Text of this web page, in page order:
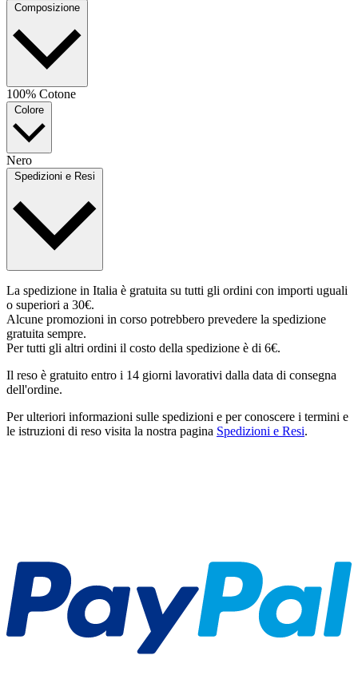
Composizione
100% Cotone
Colore
Nero
Spedizioni e Resi
La spedizione in Italia è gratuita su tutti gli ordini con importi uguali
o superiori a 30€.
Alcune promozioni in corso potrebbero prevedere la spedizione
gratuita sempre.
Per tutti gli altri ordini il costo della spedizione è di 6€.
Il reso è gratuito entro i 14 giorni lavorativi dalla data di consegna
dell'ordine.
Per ulteriori informazioni sulle spedizioni e per conoscere i termini e
le istruzioni di reso visita la nostra pagina Spedizioni e Resi.